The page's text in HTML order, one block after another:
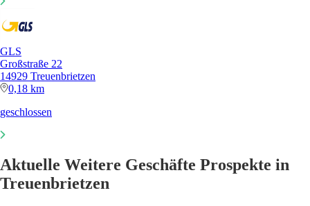
GLS
Großstraße 22
14929 Treuenbrietzen
0,18 km
geschlossen
Aktuelle Weitere Geschäfte Prospekte in
Treuenbrietzen